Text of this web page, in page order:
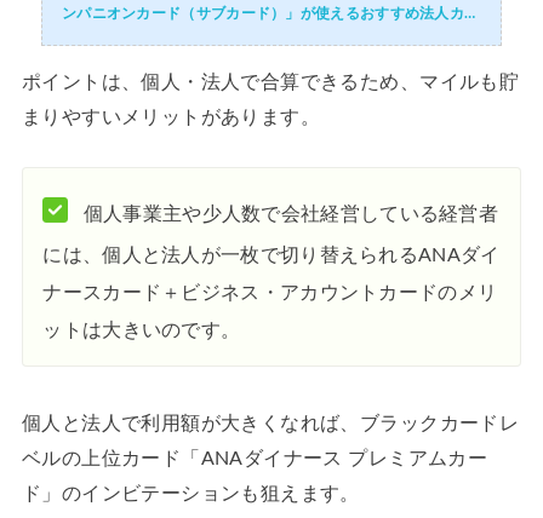
ンパニオンカード（サブカード）」が使えるおすすめ法人カー
ポイントは、個人・法人で合算できるため、マイルも貯
まりやすいメリットがあります。
個人事業主や少人数で会社経営している経営者
には、個人と法人が一枚で切り替えられるANAダイ
ナースカード＋ビジネス・アカウントカードのメリ
ットは大きいのです。
個人と法人で利用額が大きくなれば、ブラックカードレ
ベルの上位カード「ANAダイナース プレミアムカー
ド」のインビテーションも狙えます。